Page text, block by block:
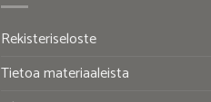
Rekisteriseloste
Tietoa materiaaleista